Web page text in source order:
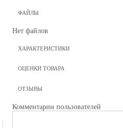
ФАЙЛЫ
Нет файлов
ХАРАКТЕРИСТИКИ
ОЦЕНКИ ТОВАРА
ОТЗЫВЫ
Комментарии пользователей